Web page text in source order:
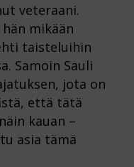
veteraani.
mikään
taisteluihin
Samoin Sauli
jota on
että tätä
kauan –
asia tämä